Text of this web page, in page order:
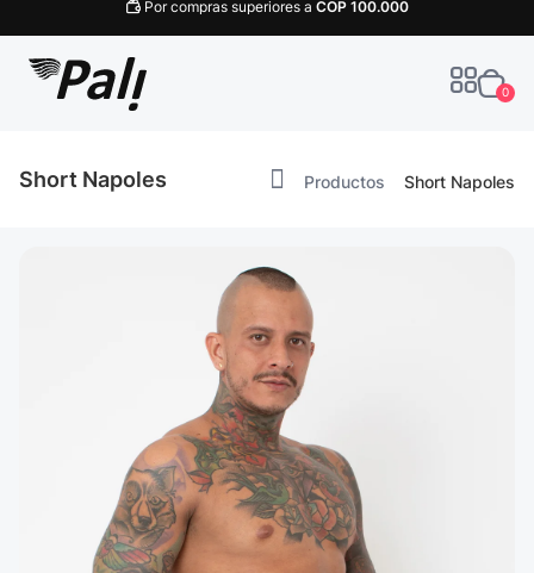
Por compras superiores a COP100.000
0
Short Napoles Productos Short Napoles